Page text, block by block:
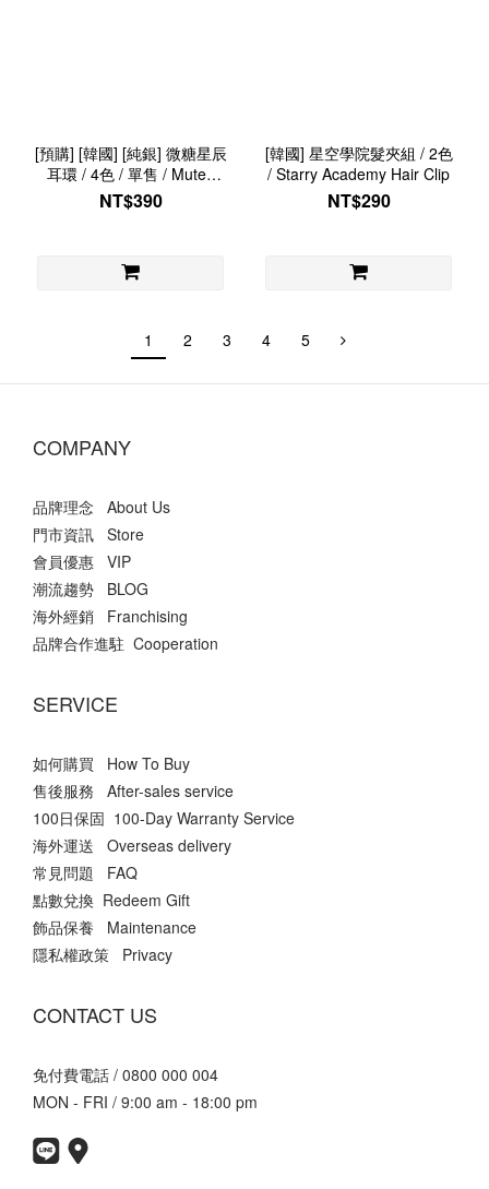
[預購] [韓國] [純銀] 微糖星辰
耳環 / 4色 / 單售 / Muted
Starry Sky Earring
NT$390
[韓國] 星空學院髮夾組 / 2色
/ Starry Academy Hair Clip
NT$290
1 2 3 4 5
COMPANY
品牌理念 About Us
門市資訊 Store
會員優惠 VIP
潮流趨勢 BLOG
海外經銷 Franchising
品牌合作進駐 Cooperation
SERVICE
如何購買 How To Buy
售後服務 After-sales service
100日保固 100-Day Warranty Service
海外運送 Overseas delivery
常見問題 FAQ
點數兌換 Redeem Gift
飾品保養 Maintenance
隱私權政策 Privacy
CONTACT US
免付費電話 / 0800 000 004
MON - FRI / 9:00 am - 18:00 pm